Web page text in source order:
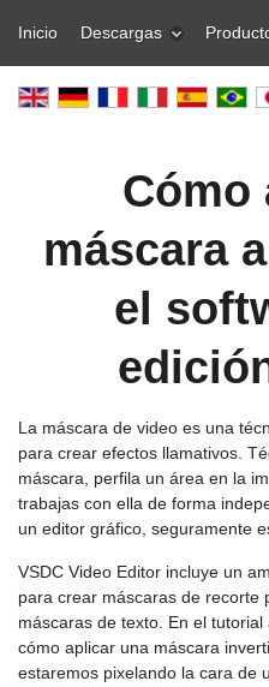
Inicio Descargas
Cómo
máscara
el
La máscara de video es una
para crear efectos llamativos.
máscara, perfila un área en la
trabajas con ella de forma
un editor gráfico, seguramente
VSDC Video Editor incluye un
para crear máscaras de recorte
máscaras de texto. En el
cómo aplicar una máscara
estaremos pixelando la cara de